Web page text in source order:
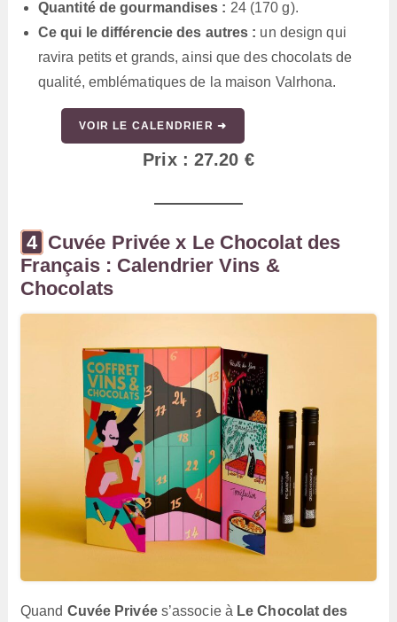
Quantité de gourmandises : 24 (170 g).
Ce qui le différencie des autres : un design qui
ravira petits et grands, ainsi que des chocolats de
qualité, emblématiques de la maison Valrhona.
VOIR LE CALENDRIER ➜
Prix : 27.20 €
Cuvée Privée x Le Chocolat des
Français : Calendrier Vins &
Chocolats
Quand Cuvée Privées’associe à Le Chocolat des